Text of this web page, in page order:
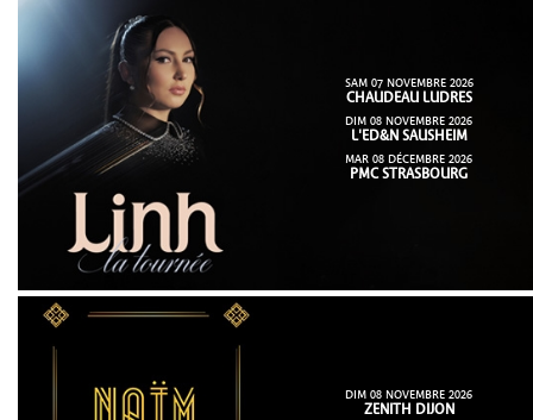
SAM 07 NOVEMBRE 2026
CHAUDEAU LUDRES
DIM 08 NOVEMBRE 2026
L'ED&N SAUSHEIM
MAR 08 DÉCEMBRE 2026
PMC STRASBOURG
DIM 08 NOVEMBRE 2026
ZENITH DIJON